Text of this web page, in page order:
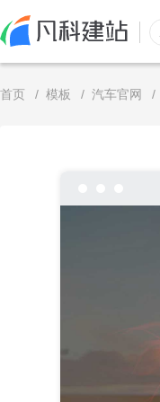
首页 / 模板 / 汽车官网 /